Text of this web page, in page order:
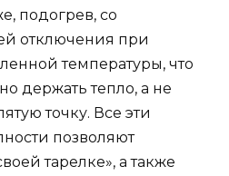
подогрев, со
отключения при
температуры, что
держать тепло, а не
точку. Все эти
позволяют
тарелке», а также